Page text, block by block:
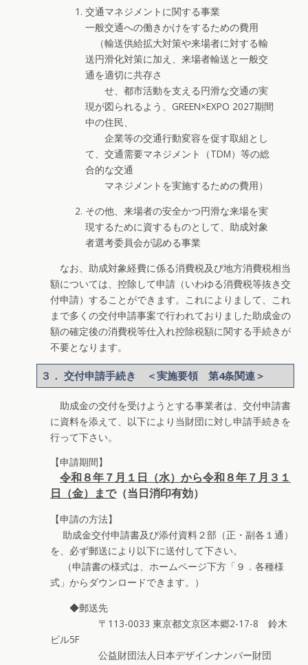
交通マネジメントに関する事業
一般交通への働きかけをするための費用
（輸送供給拡大対策や来場者に対する輸
送円滑化対策に加え、来場者輸送と一般交
通を適切に共存さ
せ、都市活動を支える円滑な交通の実
現が図られるよう、GREEN×EXPO 2027期間
中の住民、
企業等の交通行動変容を促す取組とし
て、交通需要マネジメント（TDM）等の総
合的な交通
マネジメントを実施するための費用）
その他、来場者の安全かつ円滑な来場を実
現するために資するものとして、助成対象
者選考委員会が認める事業
なお、助成対象経費に係る消費税及び地方消費税相当
額については、控除して申請（いわゆる消費税等抜き交
付申請）することができます。これによりまして、これ
まで多くの交付申請事案で行われておりました助成金の
額の確定後の消費税等仕入れ控除税額に関する手続きが
不要となります。
３． 交付申請手続き ＜実施要領 第4条関連＞
助成金の交付を受けようとする事業者は、交付申請書
に資料を添えて、以下により当財団に対し申請手続きを
行って下さい。
【申請期間】
令和８年７月１日（水）から令和８年７月３１
日（金）まで（当日消印有効）
【申請の方法】
助成金交付申請書及び添付資料２部（正・副各１通）
を、必ず郵送により以下に送付して下さい。
（申請書の様式は、ホームページ下方「９．各種様
式」からダウンロードできます。）
◆郵送先
〒113-0033 東京都文京区本郷2-17-8 鈴木
ビル5F
公益財団法人日本デザインナンバー財団